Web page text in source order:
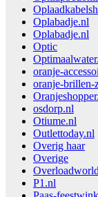
Oplabadje.nl
Oplabadje.nl
Optic
oranje-
oranje-brillen-
osdorp.nl
Otiume.nl
Outlettoday.nl
Overig haar
Overige
P1.nl